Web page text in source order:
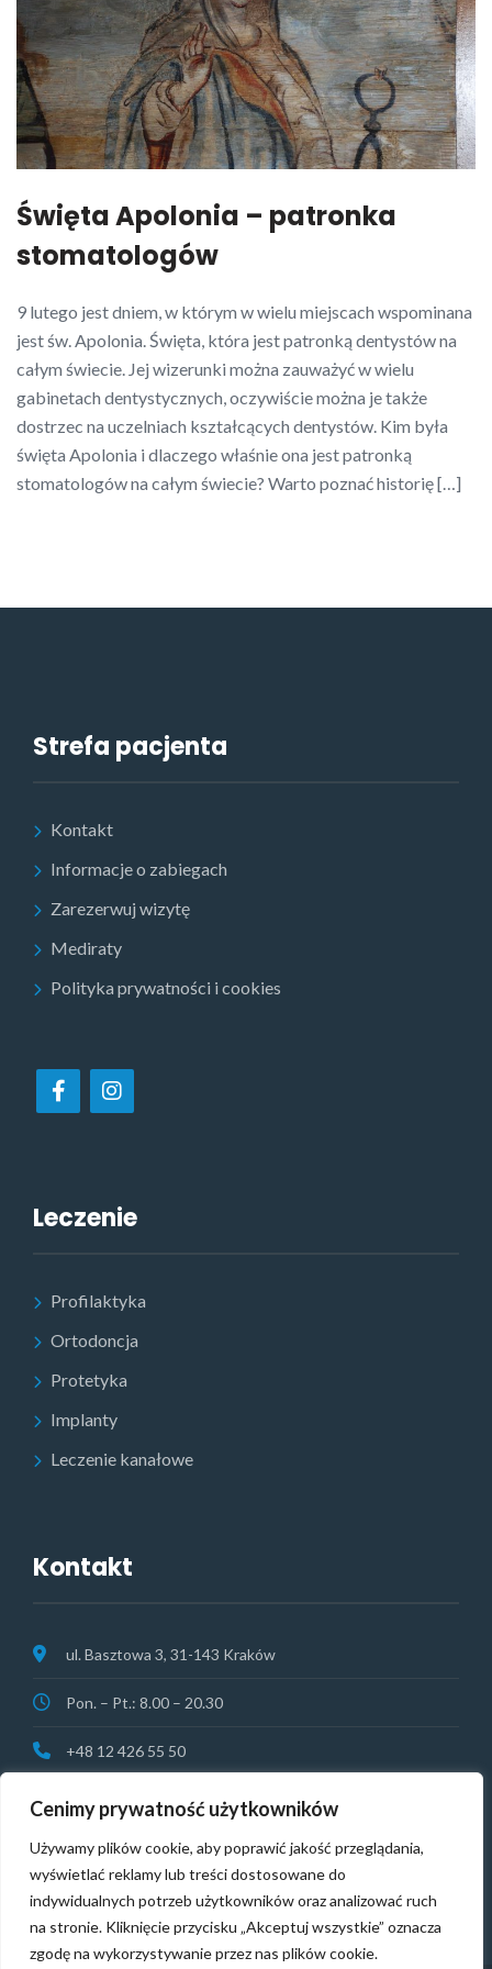
Cenimy prywatność użytkowników
Używamy plików cookie, aby poprawić jakość przeglądania,
wyświetlać reklamy lub treści dostosowane do
indywidualnych potrzeb użytkowników oraz analizować ruch
na stronie. Kliknięcie przycisku „Akceptuj wszystkie” oznacza
zgodę na wykorzystywanie przez nas plików cookie.
Święta Apolonia – patronka
stomatologów
9 lutego jest dniem, w którym w wielu miejscach wspominana
jest św. Apolonia. Święta, która jest patronką dentystów na
całym świecie. Jej wizerunki można zauważyć w wielu
gabinetach dentystycznych, oczywiście można je także
dostrzec na uczelniach kształcących dentystów. Kim była
święta Apolonia i dlaczego właśnie ona jest patronką
stomatologów na całym świecie? Warto poznać historię […]
Strefa pacjenta
Kontakt
Informacje o zabiegach
Zarezerwuj wizytę
Mediraty
Polityka prywatności i cookies
Leczenie
Profilaktyka
Ortodoncja
Protetyka
Implanty
Leczenie kanałowe
Kontakt
ul. Basztowa 3, 31-143 Kraków
Pon. – Pt.: 8.00 – 20.30
+48 12 426 55 50
rejestracja@vitamedical.pl
NAGŁY PRZYPADEK:+48 513 074 364